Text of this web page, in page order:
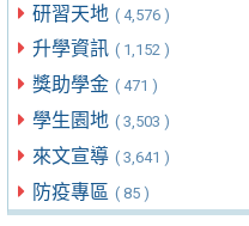
研習天地 ( 4,576 )
升學資訊 ( 1,152 )
獎助學金 ( 471 )
學生園地 ( 3,503 )
來文宣導 ( 3,641 )
防疫專區 ( 85 )